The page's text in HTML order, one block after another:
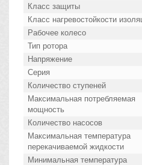
Класс защиты
Класс нагревостойкости
Рабочее колесо
Тип ротора
Напряжение
Серия
Количество ступеней
Максимальная потребляемая
мощность
Количество насосов
Максимальная температура
перекачиваемой жидкости
Минимальная температура